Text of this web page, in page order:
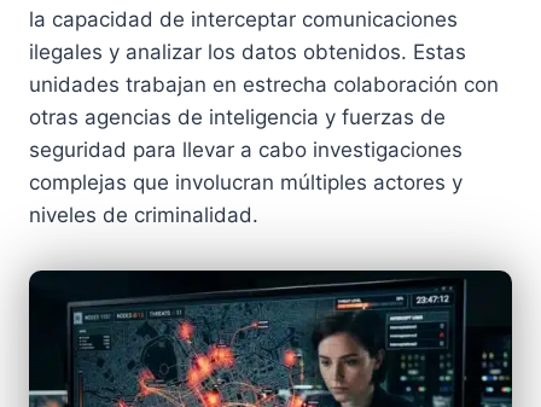
la capacidad de interceptar comunicaciones
ilegales y analizar los datos obtenidos. Estas
unidades trabajan en estrecha colaboración con
otras agencias de inteligencia y fuerzas de
seguridad para llevar a cabo investigaciones
complejas que involucran múltiples actores y
niveles de criminalidad.